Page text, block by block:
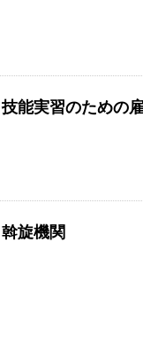
技能実習のための
斡旋機関